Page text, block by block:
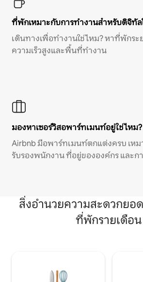
ที่พักเหมาะกับการทำงานสำหรับดิจิทั
เดินทางเพื่อทำงานใช่ไหม? หาที่พักระ
ความเร็วสูงและพื้นที่ทำงาน
มองหาเซอร์วิสอพาร์ทเมนท์อยู่ใช่ไหม?
Airbnb มีอพาร์ทเมนท์ตกแต่งครบ เหม
รับรองพนักงาน ที่อยู่ขององค์กร และก
สิ่งอำนวยความสะดวกยอ
ที่พักรายเดือน